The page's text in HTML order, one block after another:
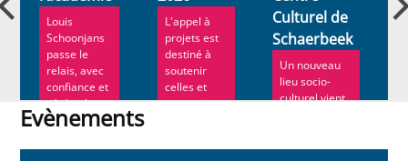
Louis
Schoonjans
passe le
relais, avec
confiance et
sérénité.
Ann Roe ...
L'appel à
projets est
destiné à
soutenir
celles et
ceux qui
Culturel de
Schaerbeek
Un nouveau
lieu socio-
culturel vient
Schaerbeek....
Evènements
Evènements